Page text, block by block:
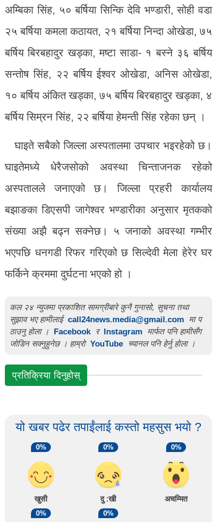
अम्बिका सिंह, ५० बर्षिया सिन्कि देवि भण्डारी, सोही वडा
२५ बर्षिया कमला कठायत, २१ बर्षिया निन्दा ओखेडा, ७५
बर्षिय बिरबहादुर खड्का, मष्टा साडा- १ बस्ने ३६ बर्षिय
सन्तोष सिंह, २२ बर्षिय ईश्वर ओखेडा, अनिस ओखेडा,
१० बर्षिय अंकित खड्का, ७५ बर्षिय बिरबहादुर खड्का, ४
बर्षिय सिम्रन सिंह, २२ बर्षिया हेमन्ती सिंह रहेका छन् ।
घाइते सबैको जिल्ला अस्पतालमा उपचार भइरहेको छ।
घाइतेमध्ये धेरैजसोको अवस्था चिन्ताजनक रहेको
अस्पतालले जनाएको छ। जिल्ला प्रहरी कार्यालय
बझाङका डिएसपी जागेश्वर भण्डारीका अनुसार मृतकको
संख्या अझै बढ्न सक्नेछ। ५ जनाको अवस्था गम्भीर
भएपछि धनगडी रिफर गरिएको छ सिल्देवी मेला हेरेर घर
फर्किने क्रममा दुर्घटना भएको हो ।
कल २४ न्युजमा प्रकाशित सामग्रीबारे कुनै गुनासो, सुचना तथा
सुझाव भए हामीलाई call24news.media@gmail.com
मा प
ठाउनु होला ।
Facebook र Instagram
मार्फत पनि हामीसँग
जोडिन सक्नुहुनेछ । हाम्रो YouTube च्यानल पनि हेर्नु होला ।
प्रतिक्रिया दिनुहोस्
यो खबर पढेर तपाईंलाई कस्तो महसुस भयो ?
0%
खुसी
0%
दु :खी
0%
अचम्मित
0%
0%